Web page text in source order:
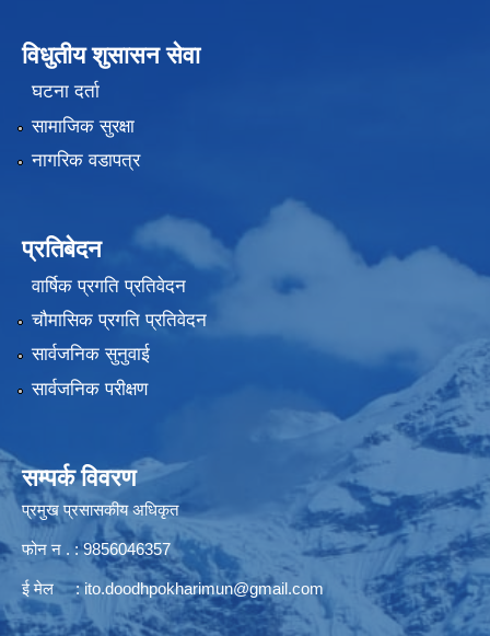
विधुतीय शुसासन सेवा
घटना दर्ता
सामाजिक सुरक्षा
नागरिक वडापत्र
प्रतिबेदन
वार्षिक प्रगति प्रतिवेदन
चौमासिक प्रगति प्रतिवेदन
सार्वजनिक सुनुवाई
सार्वजनिक परीक्षण
सम्पर्क विवरण
प्रमुख प्रसासकीय अधिकृत
फोन न . : 9856046357
ई मेल :ito.doodhpokharimun@gmail.com